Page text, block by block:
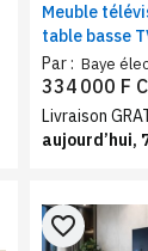
Meuble
table basse
assortie
Par : Baye
334 000 F
Livraison
aujourd’hui,
favorite_border